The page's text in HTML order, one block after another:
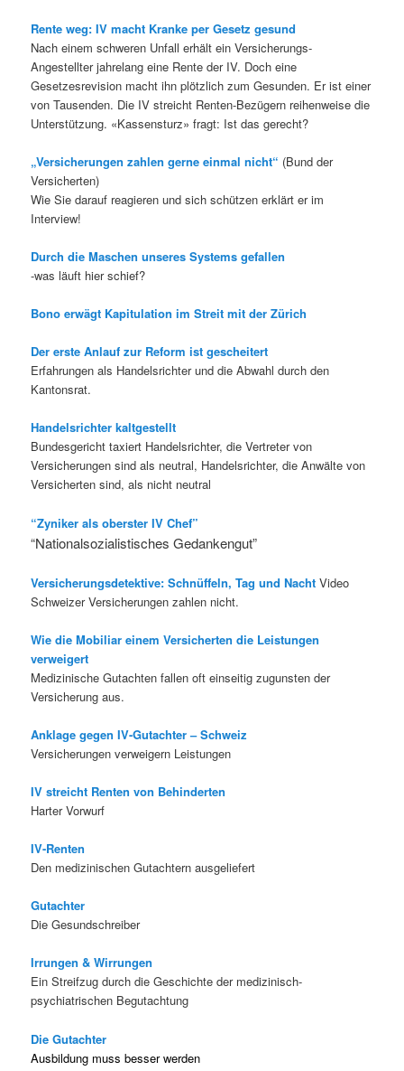
Rente weg: IV macht Kranke per Gesetz gesund
Nach einem schweren Unfall erhält ein Versicherungs-
Angestellter jahrelang eine Rente der IV. Doch eine
Gesetzesrevision macht ihn plötzlich zum Gesunden. Er ist einer
von Tausenden. Die IV streicht Renten-Bezügern reihenweise die
Unterstützung. «Kassensturz» fragt: Ist das gerecht?
„Versicherungen zahlen gerne einmal nicht“ (Bund der
Versicherten)
Wie Sie darauf reagieren und sich schützen erklärt er im
Interview!
Durch die Maschen unseres Systems gefallen
-was läuft hier schief?
Bono erwägt Kapitulation im Streit mit der Zürich
Der erste Anlauf zur Reform ist gescheitert
Erfahrungen als Handelsrichter und die Abwahl durch den
Kantonsrat.
Handelsrichter kaltgestellt
Bundesgericht taxiert Handelsrichter, die Vertreter von
Versicherungen sind als neutral, Handelsrichter, die Anwälte von
Versicherten sind, als nicht neutral
“Zyniker als oberster IV Chef”
“Nationalsozialistisches Gedankengut”
Versicherungsdetektive: Schnüffeln, Tag und NachtVideo
Schweizer Versicherungen zahlen nicht.
Wie die Mobiliar einem Versicherten die Leistungen
verweigert
Medizinische Gutachten fallen oft einseitig zugunsten der
Versicherung aus.
Anklage gegen IV-Gutachter – Schweiz
Versicherungen verweigern Leistungen
IV streicht Renten von Behinderten
Harter Vorwurf
IV-Renten
Den medizinischen Gutachtern ausgeliefert
Gutachter
Die Gesundschreiber
Irrungen & Wirrungen
Ein Streifzug durch die Geschichte der medizinisch-
psychiatrischen Begutachtung
Die Gutachter
Ausbildung muss besser werden